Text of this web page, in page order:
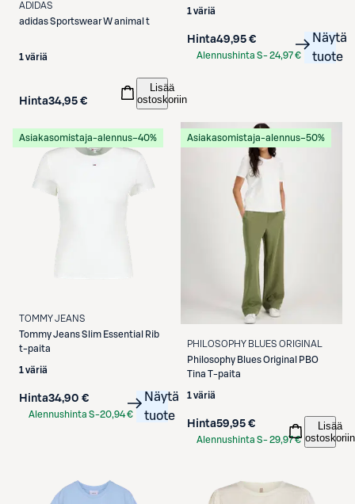
ADIDAS
adidasSportswear W animal t
1 väriä
Hinta34,95 €
Lisää
ostoskoriin
1 väriä
Hinta49,95 €
Alennushinta S-24,97 €
Näytä
tuote
Asiakasomistaja-alennus−40%
TOMMY JEANS
Tommy JeansSlim Essential Rib
t-paita
1 väriä
Hinta34,90 €
Alennushinta S-20,94 €
Näytä
tuote
Asiakasomistaja-alennus−50%
PHILOSOPHY BLUES ORIGINAL
Philosophy Blues Original
PBO
Tina T-paita
1 väriä
Hinta59,95 €
Alennushinta S-29,97 €
Lisää
ostoskoriin